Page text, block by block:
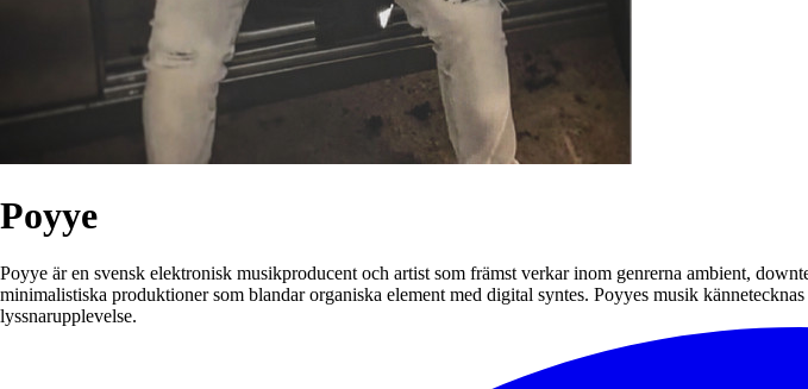
Poyye
Poyye är en svensk elektronisk musikproducent och artist som främst verkar inom genrerna ambient,
minimalistiska produktioner som blandar organiska element med digital syntes. Poyyes musik
lyssnarupplevelse.